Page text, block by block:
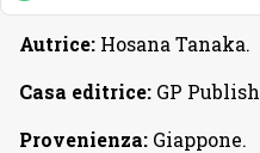
Autrice: Hosana Tanaka.
Casa editrice: GP
Provenienza: Giappone.